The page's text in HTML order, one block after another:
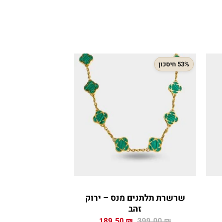
53% חיסכון
שרשרת תלתנים מנס – ירוק
זהב